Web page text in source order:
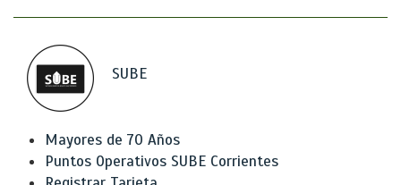
SUBE
Mayores de 70 Años
Puntos Operativos SUBE Corrientes